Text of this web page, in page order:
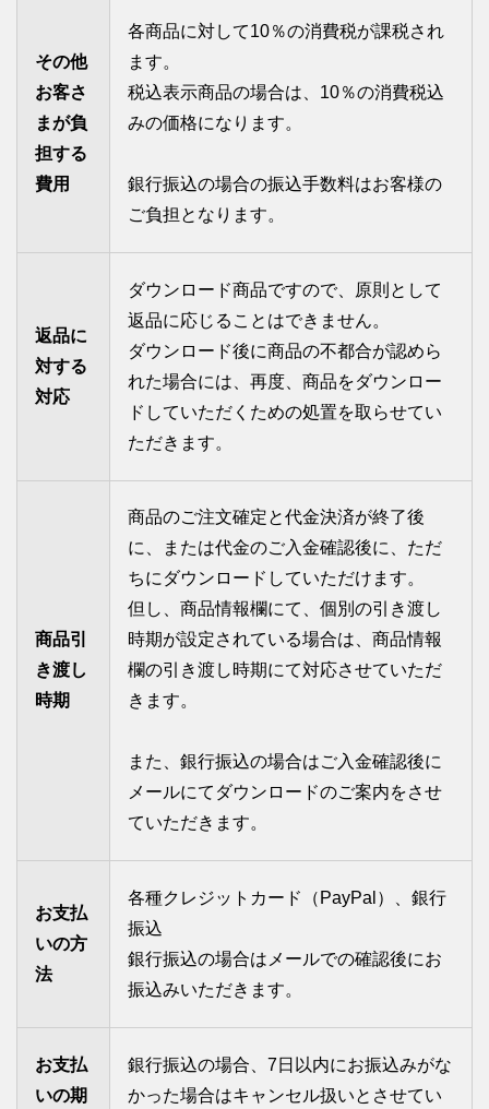
その他
お客さ
まが負
担する
費用
各商品に対して10％の消費税が課税され
ます。
税込表示商品の場合は、10％の消費税込
みの価格になります。
銀行振込の場合の振込手数料はお客様の
ご負担となります。
返品に
対する
対応
ダウンロード商品ですので、原則として
返品に応じることはできません。
ダウンロード後に商品の不都合が認めら
れた場合には、再度、商品をダウンロー
ドしていただくための処置を取らせてい
ただきます。
商品引
き渡し
時期
商品のご注文確定と代金決済が終了後
に、または代金のご入金確認後に、ただ
ちにダウンロードしていただけます。
但し、商品情報欄にて、個別の引き渡し
時期が設定されている場合は、商品情報
欄の引き渡し時期にて対応させていただ
きます。
また、銀行振込の場合はご入金確認後に
メールにてダウンロードのご案内をさせ
ていただきます。
お支払
いの方
法
各種クレジットカード（PayPal）、銀行
振込
銀行振込の場合はメールでの確認後にお
振込みいただきます。
お支払
いの期
銀行振込の場合、7日以内にお振込みがな
かった場合はキャンセル扱いとさせてい